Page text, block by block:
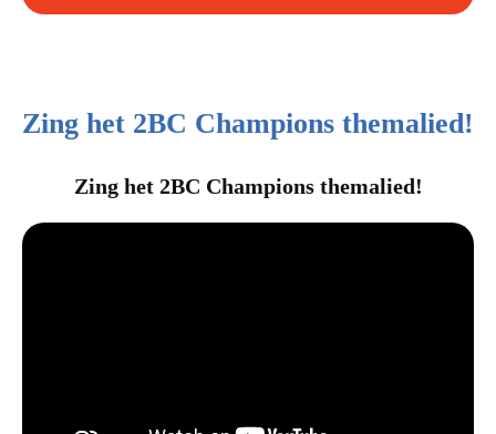
Zing het 2BC Champions themalied!
Zing het 2BC Champions themalied!